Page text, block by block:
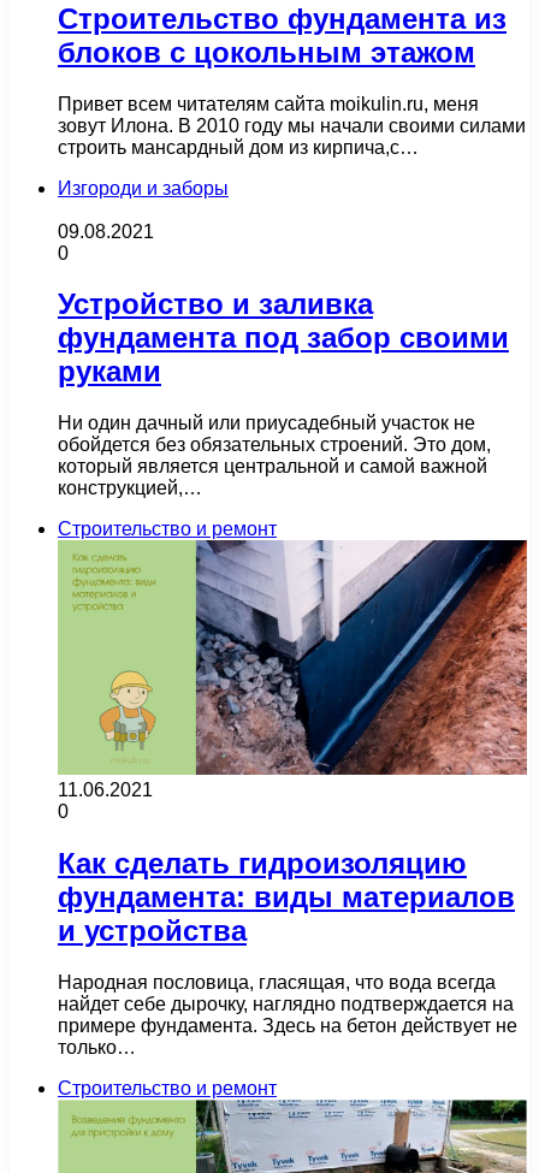
Строительство фундамента из
блоков с цокольным этажом
Привет всем читателям сайта moikulin.ru, меня
зовут Илона. В 2010 году мы начали своими силами
строить мансардный дом из кирпича,с…
Изгороди и заборы
09.08.2021
0
Устройство и заливка
фундамента под забор своими
руками
Ни один дачный или приусадебный участок не
обойдется без обязательных строений. Это дом,
который является центральной и самой важной
конструкцией,…
Строительство и ремонт
11.06.2021
0
Как сделать гидроизоляцию
фундамента: виды материалов
и устройства
Народная пословица, гласящая, что вода всегда
найдет себе дырочку, наглядно подтверждается на
примере фундамента. Здесь на бетон действует не
только…
Строительство и ремонт